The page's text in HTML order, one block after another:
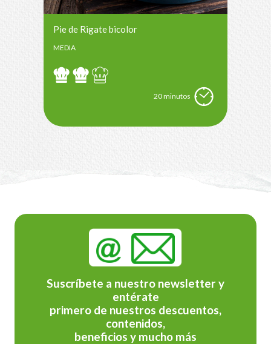
Pie de Rigate bicolor
MEDIA
20 minutos
Suscríbete a nuestro newsletter y
entérate
primero de nuestros descuentos,
contenidos,
beneficios y mucho más